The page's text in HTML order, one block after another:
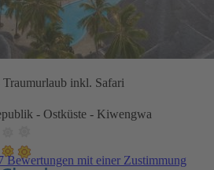
inkl. Safari
- Ostküste - Kiwengwa
Bewertungen mit einer Zustimmung